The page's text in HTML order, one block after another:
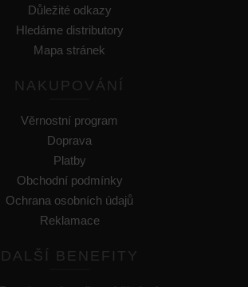
Důležité odkazy
Hledáme distributory
Mapa stránek
NAKUPOVÁNÍ
Věrnostní program
Doprava
Platby
Obchodní podmínky
Ochrana osobních údajů
Reklamace
DALŠÍ BENEFITY